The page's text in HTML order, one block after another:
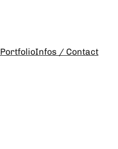
PortfolioInfos / Contact